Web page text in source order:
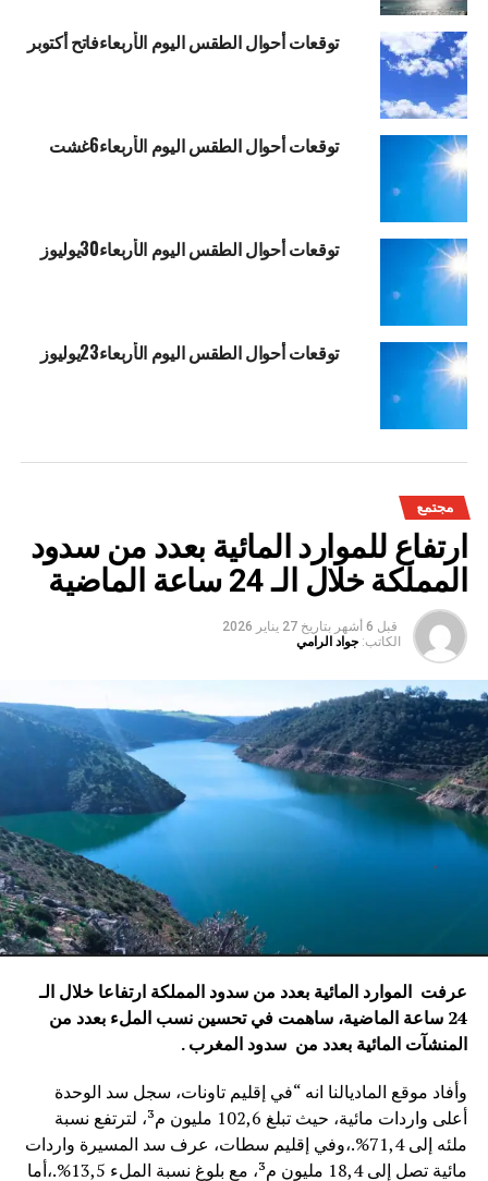
توقعات أحوال الطقس اليوم الأربعاءفاتح أكتوبر
توقعات أحوال الطقس اليوم الأربعاء6غشت
توقعات أحوال الطقس اليوم الأربعاء30يوليوز
توقعات أحوال الطقس اليوم الأربعاء23يوليوز
مجتمع
ارتفاع للموارد المائية بعدد من سدود
المملكة خلال الـ 24 ساعة الماضية
قبل 6 أشهر بتاريخ 27 يناير 2026
الكاتب: جواد الرامي
عرفت الموارد المائية بعدد من سدود المملكة ارتفاعا خلال الـ
24 ساعة الماضية، ساهمت في تحسين نسب الملء بعدد من
المنشآت المائية بعدد من سدود المغرب .
وأفاد موقع الماديالنا انه “في إقليم تاونات، سجل سد الوحدة
أعلى واردات مائية، حيث تبلغ 102,6 مليون م³، لترتفع نسبة
ملئه إلى 71,4%.،وفي إقليم سطات، عرف سد المسيرة واردات
مائية تصل إلى 18,4 مليون م³، مع بلوغ نسبة الملء 13,5%.،أما